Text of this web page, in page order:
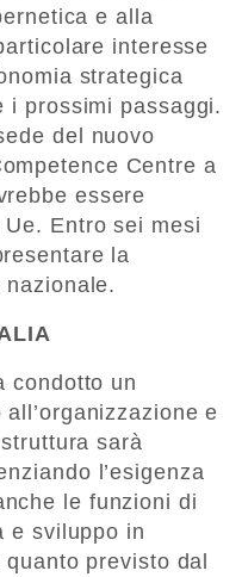
e alla
interesse
strategica
i prossimi passaggi.
del nuovo
Centre a
essere
Entro sei mesi
la
condotto un
e
sarà
l’esigenza
le funzioni di
e sviluppo in
previsto dal